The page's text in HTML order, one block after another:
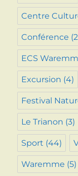
Centre
Conférence
ECS
Excursion (4)
Festival
Le Trianon (3)
Sport (44)
Waremme (5)